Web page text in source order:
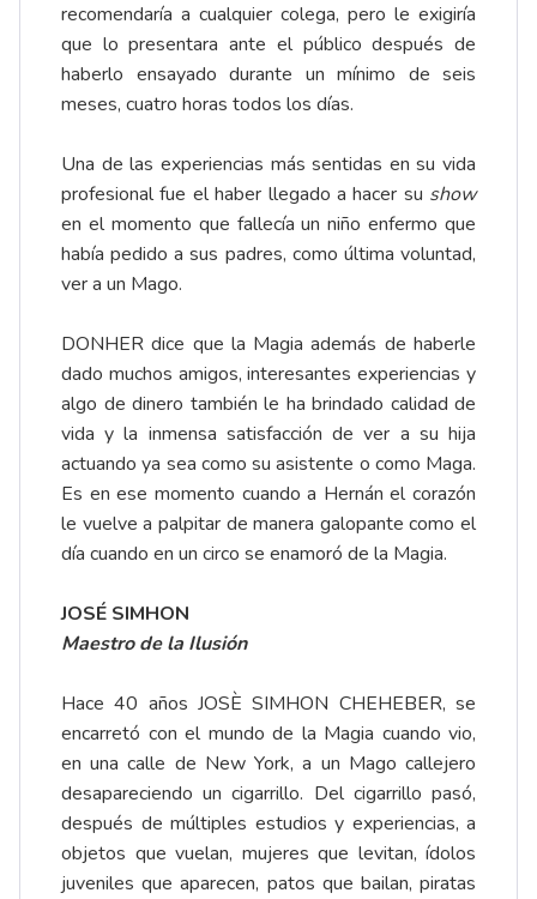
recomendaría a cualquier colega, pero le exigiría
que lo presentara ante el público después de
haberlo ensayado durante un mínimo de seis
meses, cuatro horas todos los días.
Una de las experiencias más sentidas en su vida
profesional fue el haber llegado a hacer su show
en el momento que fallecía un niño enfermo que
había pedido a sus padres, como última voluntad,
ver a un Mago.
DONHER dice que la Magia además de haberle
dado muchos amigos, interesantes experiencias y
algo de dinero también le ha brindado calidad de
vida y la inmensa satisfacción de ver a su hija
actuando ya sea como su asistente o como Maga.
Es en ese momento cuando a Hernán el corazón
le vuelve a palpitar de manera galopante como el
día cuando en un circo se enamoró de la Magia.
JOSÉ SIMHON
Maestro de la Ilusión
Hace 40 años JOSÈ SIMHON CHEHEBER, se
encarretó con el mundo de la Magia cuando vio,
en una calle de New York, a un Mago callejero
desapareciendo un cigarrillo. Del cigarrillo pasó,
después de múltiples estudios y experiencias, a
objetos que vuelan, mujeres que levitan, ídolos
juveniles que aparecen, patos que bailan, piratas